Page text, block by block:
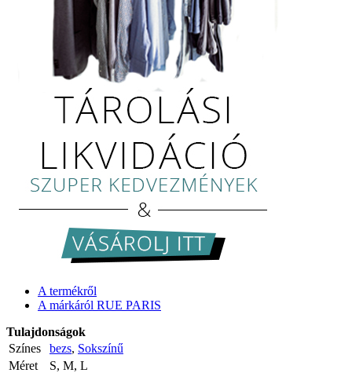
A termékről
A márkáról RUE PARIS
Tulajdonságok
Színes
bezs, Sokszínű
Méret
S, M, L